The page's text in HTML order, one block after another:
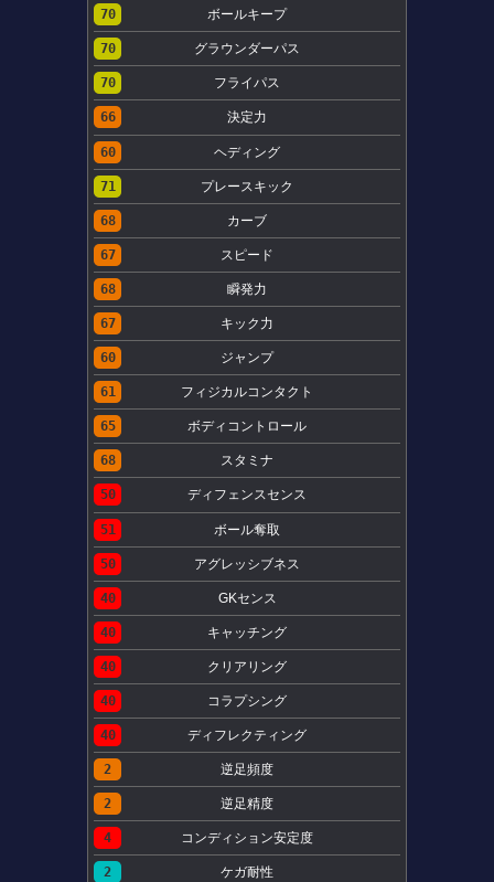
70 ボールキープ
70 グラウンダーパス
70 フライパス
66 決定力
60 ヘディング
71 プレースキック
68 カーブ
67 スピード
68 瞬発力
67 キック力
60 ジャンプ
61 フィジカルコンタクト
65 ボディコントロール
68 スタミナ
50 ディフェンスセンス
51 ボール奪取
50 アグレッシブネス
40 GKセンス
40 キャッチング
40 クリアリング
40 コラプシング
40 ディフレクティング
2 逆足頻度
2 逆足精度
4 コンディション安定度
2 ケガ耐性